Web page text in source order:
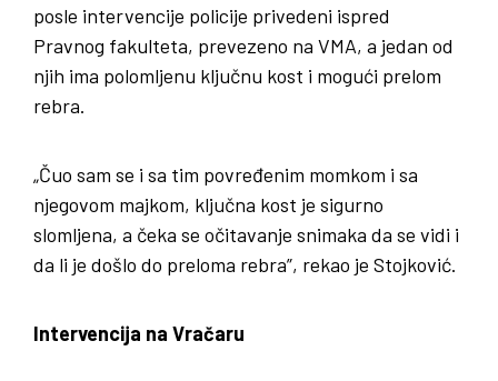
posle intervencije policije privedeni ispred
Pravnog fakulteta, prevezeno na VMA, a jedan od
njih ima polomljenu ključnu kost i mogući prelom
rebra.
„Čuo sam se i sa tim povređenim momkom i sa
njegovom majkom, ključna kost je sigurno
slomljena, a čeka se očitavanje snimaka da se vidi i
da li je došlo do preloma rebra”, rekao je Stojković.
Intervencija na Vračaru